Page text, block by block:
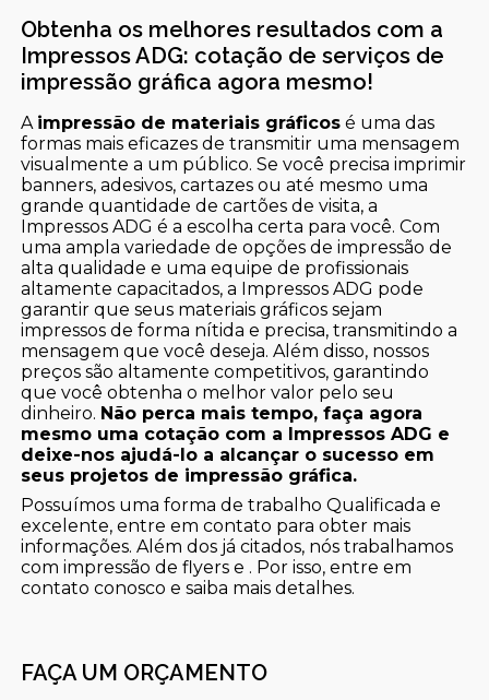
Obtenha os melhores resultados com a
Impressos ADG: cotação de serviços de
impressão gráfica agora mesmo!
A impressão de materiais gráficos é uma das
formas mais eficazes de transmitir uma mensagem
visualmente a um público. Se você precisa imprimir
banners, adesivos, cartazes ou até mesmo uma
grande quantidade de cartões de visita, a
Impressos ADG é a escolha certa para você. Com
uma ampla variedade de opções de impressão de
alta qualidade e uma equipe de profissionais
altamente capacitados, a Impressos ADG pode
garantir que seus materiais gráficos sejam
impressos de forma nítida e precisa, transmitindo a
mensagem que você deseja. Além disso, nossos
preços são altamente competitivos, garantindo
que você obtenha o melhor valor pelo seu
dinheiro. Não perca mais tempo, faça agora
mesmo uma cotação com a Impressos ADG e
deixe-nos ajudá-lo a alcançar o sucesso em
seus projetos de impressão gráfica.
Possuímos uma forma de trabalho Qualificada e
excelente, entre em contato para obter mais
informações. Além dos já citados, nós trabalhamos
com impressão de flyers e . Por isso, entre em
contato conosco e saiba mais detalhes.
FAÇA UM ORÇAMENTO